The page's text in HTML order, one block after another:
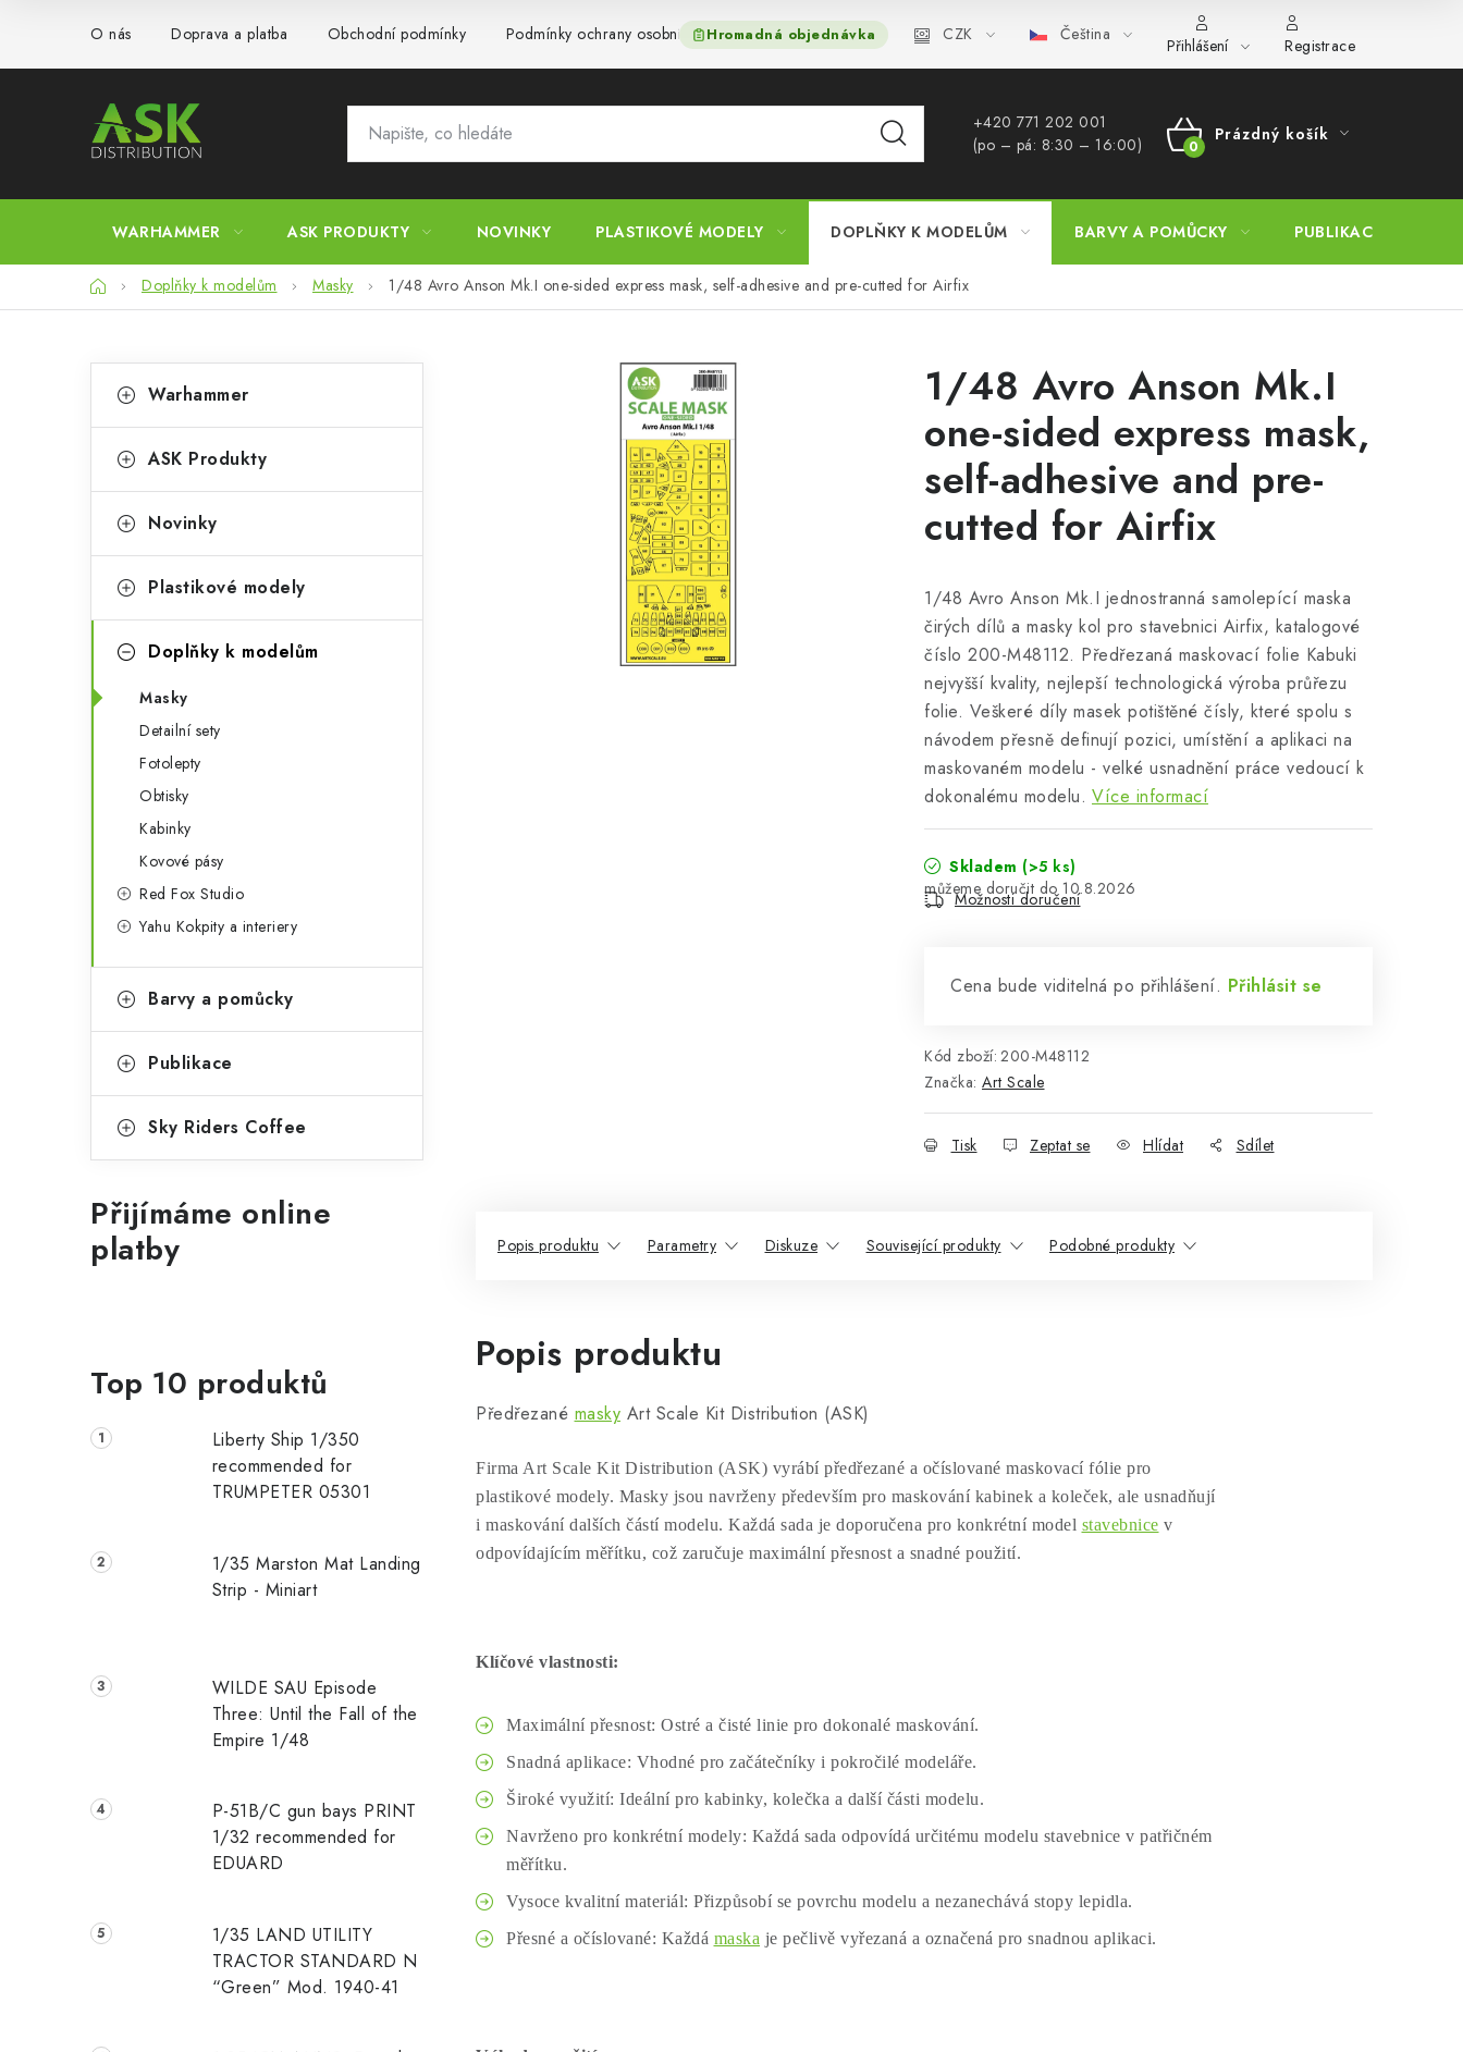
obsah
O nás Doprava a platba Obchodní podmínky Podmínky ochrany osobních údajů Reklamační řád Velkoobchod (B2B) FAQ Hromadná objednávka
Hromadná objednávka CZK Čeština
Přihlášení Registrace
+420 771 202 001​
(po – pá: 8:30 – 16:00)
NÁKUPNÍ
Prázdný košík
WARHAMMER ASK PRODUKTY NOVINKY PLASTIKOVÉ MODELY DOPLŇKY K MODELŮM BARVY A POMŮCKY PUBLIKACE
DomůDoplňky k modelům Masky 1/48 Avro Anson Mk.I one-sided express mask, self-adhesive and pre-cutted for Airfix
o
t
r
n
í
kategorie
a
e
o
i
Warhammer
ASK Produkty
Novinky
Plastikové modely
Doplňky k modelům
Masky
Detailní sety
Fotolepty
Obtisky
Kabinky
Kovové pásy
Red Fox Studio
Yahu Kokpity a interiery
Barvy a pomůcky
Publikace
Sky Riders Coffee
Přijímáme online
platby
Top 10 produktů
Liberty Ship 1/350
recommended for
TRUMPETER 05301
1/35 Marston Mat Landing
Strip - Miniart
WILDE SAU Episode
Three: Until the Fall of the
Empire 1/48
P-51B/C gun bays PRINT
1/32 recommended for
EDUARD
1/35 LAND UTILITY
TRACTOR STANDARD N
“Green” Mod. 1940-41
1/48 Avro Anson Mk.I
one-sided express mask,
self-adhesive and pre-
cutted for Airfix
1/48 Avro Anson Mk.I jednostranná samolepící maska
čirých dílů a masky kol pro stavebnici Airfix, katalogové
číslo 200-M48112. Předřezaná maskovací folie Kabuki
nejvyšší kvality, nejlepší technologická výroba průřezu
folie. Veškeré díly masek potištěné čísly, které spolu s
návodem přesně definují pozici, umístění a aplikaci na
maskovaném modelu - velké usnadnění práce vedoucí k
dokonalému modelu. Více informací
Skladem (>5 ks)
10.8.2026
Možnosti doručení
Cena bude viditelná po přihlášení. Přihlásit se
Kód zboží: 200-M48112
Značka: Art Scale
Tisk Zeptat se Hlídat Sdílet
Popis produktu Parametry Diskuze Související produkty Podobné produkty
Popis produktu
Předřezané masky Art Scale Kit Distribution (ASK)
Firma Art Scale Kit Distribution (ASK) vyrábí předřezané a očíslované maskovací fólie pro
plastikové modely. Masky jsou navrženy především pro maskování kabinek a koleček, ale usnadňují
i maskování dalších částí modelu. Každá sada je doporučena pro konkrétní model stavebnice v
odpovídajícím měřítku, což zaručuje maximální přesnost a snadné použití.
Klíčové vlastnosti:
Maximální přesnost: Ostré a čisté linie pro dokonalé maskování.
Snadná aplikace: Vhodné pro začátečníky i pokročilé modeláře.
Široké využití: Ideální pro kabinky, kolečka a další části modelu.
Navrženo pro konkrétní modely: Každá sada odpovídá určitému modelu stavebnice v patřičném
měřítku.
Vysoce kvalitní materiál: Přizpůsobí se povrchu modelu a nezanechává stopy lepidla.
Přesné a očíslované: Každá maska je pečlivě vyřezaná a označená pro snadnou aplikaci.